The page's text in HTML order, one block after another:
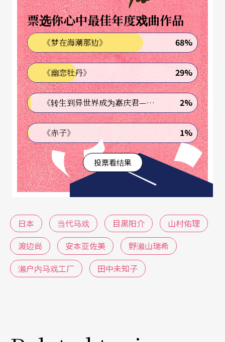
社会框架转化为抗衡重力的意志。
这股浪潮背后的灵魂人物——「濑户内马戏工厂」创
办人田中未知子，致力于将马戏推向「风土」。她
让艺术家与石材、木工职人共创，证明马戏不只是
西方的回声，而是扎根于土地的文化探寻。
从极致个人的「原子化」到与地景融合的「地域
性」，日本当代马戏正以低限而诗意的姿态，重塑
我们对马戏与身体边界的想像。
票选你心中最佳年度戏曲作品
《梦在海潮那边》 68%
《幽恋牡丹》 29%
《转生到异世界成为嘉庆君—发现我的祖先是诈骗集团!?》 2%
《赤子》 1%
投票看结果
日本 当代马戏 目黑阳介
山村佑理
渡边尚
安本亚佐美
野濑山瑞希
濑户内马戏工厂
田中未知子